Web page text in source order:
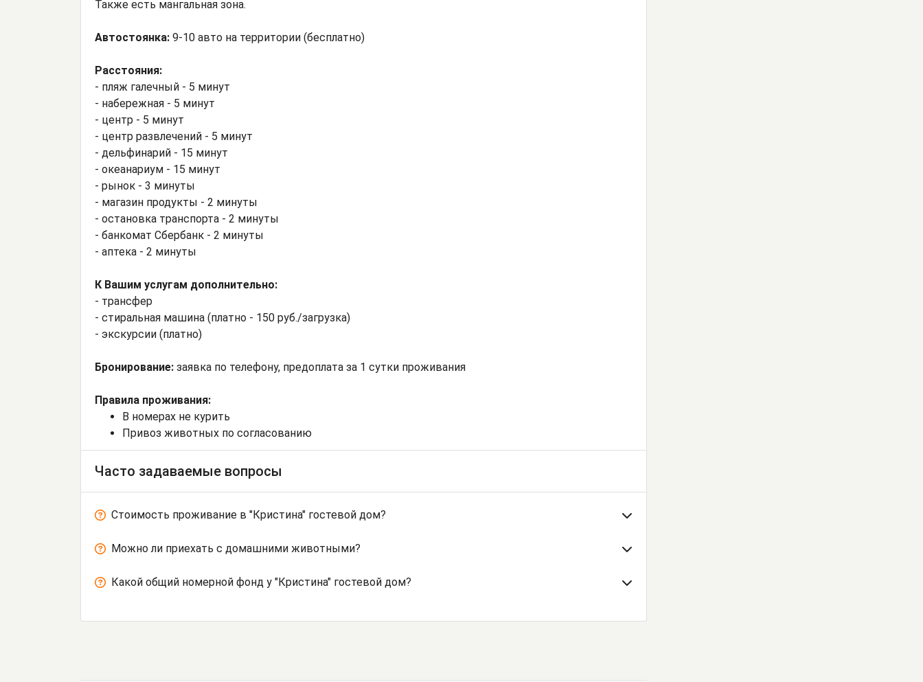
Также есть мангальная зона.
Автостоянка: 9-10 авто на территории (бесплатно)
Расстояния:
- пляж галечный - 5 минут
- набережная - 5 минут
- центр - 5 минут
- центр развлечений - 5 минут
- дельфинарий - 15 минут
- океанариум - 15 минут
- рынок - 3 минуты
- магазин продукты - 2 минуты
- остановка транспорта - 2 минуты
- банкомат Сбербанк - 2 минуты
- аптека - 2 минуты
К Вашим услугам дополнительно:
- трансфер
- стиральная машина (платно - 150 руб./загрузка)
- экскурсии (платно)
Бронирование: заявка по телефону, предоплата за 1 сутки проживания
Правила проживания:
В номерах не курить
Привоз животных по согласованию
Часто задаваемые вопросы
Стоимость проживание в "Кристина" гостевой дом?
Можно ли приехать с домашними животными?
Какой общий номерной фонд у "Кристина" гостевой дом?